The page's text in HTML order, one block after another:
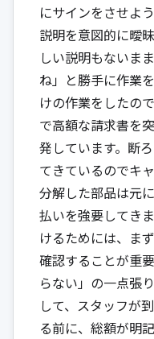
にサインをさせよ
説明を意図的に曖
しい説明もないま
ね」と勝手に作業
けの作業をしたの
で高額な請求書を
発しています。断
てきているのでキ
分解した部品は元
払いを強要してき
けるためには、ま
確認することが重
らない」の一点張
して、スタッフが
る前に、総額が明